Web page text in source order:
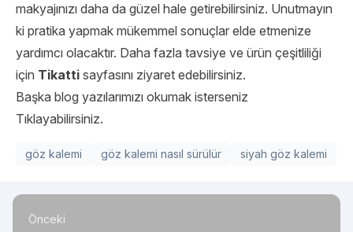
makyajınızı daha da güzel hale getirebilirsiniz. Unutmayın
ki pratika yapmak mükemmel sonuçlar elde etmenize
yardımcı olacaktır. Daha fazla tavsiye ve ürün çeşitliliği
için Tikatti sayfasını ziyaret edebilirsiniz.
Başka blog yazılarımızı okumak isterseniz
Tıklayabilirsiniz.
göz kalemi göz kalemi nasıl sürülür siyah göz kalemi
Önceki